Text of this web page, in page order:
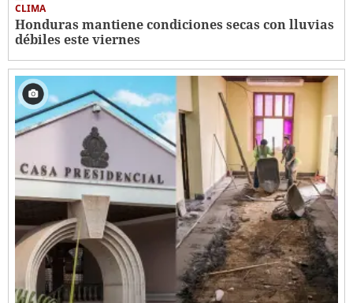
CLIMA
Honduras mantiene condiciones secas con lluvias
débiles este viernes